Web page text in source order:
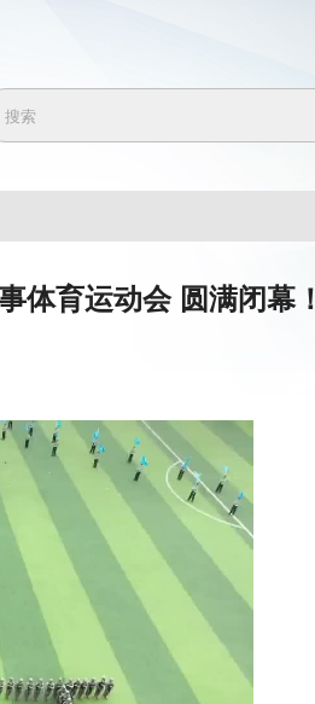
体育运动会 圆满闭幕！